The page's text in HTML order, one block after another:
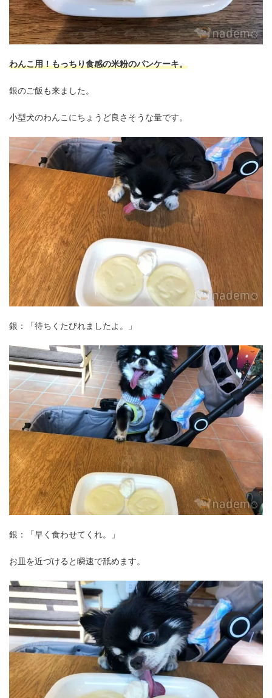
わんこ用！もっちり食感の米粉のパンケーキ。
銀のご飯も来ました。
小型犬のわんこにちょうど良さそうな量です。
銀：「待ちくたびれましたよ。」
銀：「早く食わせてくれ。」
お皿を近づけると瞬速で舐めます。